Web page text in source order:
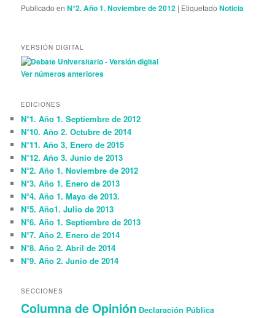
Publicado en N°2. Año 1. Noviembre de 2012 | Etiquetado Noticia
VERSIÓN DIGITAL
Ver números anteriores
EDICIONES
N°1. Año 1. Septiembre de 2012
N°10. Año 2. Octubre de 2014
N°11. Año 3, Enero de 2015
N°12. Año 3. Junio de 2013
N°2. Año 1. Noviembre de 2012
N°3. Año 1. Enero de 2013
N°4. Año 1. Mayo de 2013.
N°5. Año1. Julio de 2013
N°6. Año 1. Septiembre de 2013
N°7. Año 2. Enero de 2014
N°8. Año 2. Abril de 2014
N°9. Año 2. Junio de 2014
SECCIONES
Columna de Opinión Declaración Pública